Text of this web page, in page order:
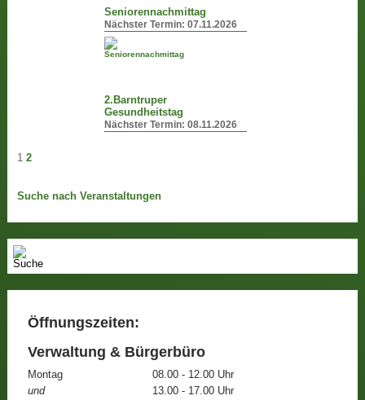
Seniorennachmittag
Nächster Termin:07.11.2026
2.Barntruper
Gesundheitstag
Nächster Termin:08.11.2026
1 2
Suche nach Veranstaltungen
Öffnungszeiten:
Verwaltung & Bürgerbüro
Montag
08.00 - 12.00 Uhr
und
13.00 - 17.00 Uhr